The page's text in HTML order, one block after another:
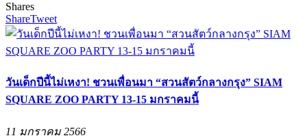
Shares
ShareTweet
วันเด็กปีนี้ไม่เหงา! ชวนเพื่อนมา “สวนสัตว์กลางกรุง” SIAM
SQUARE ZOO PARTY 13-15 มกราคมนี้
11 มกราคม 2566